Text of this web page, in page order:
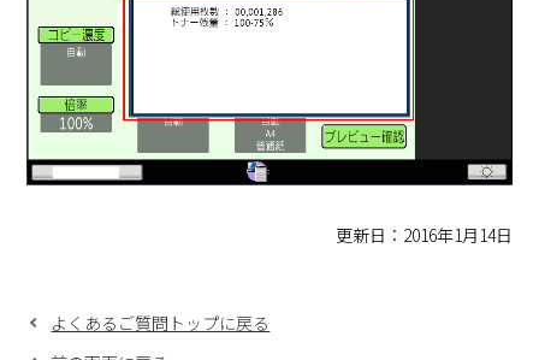
更新日：2016年1月14日
よくあるご質問トップに戻る